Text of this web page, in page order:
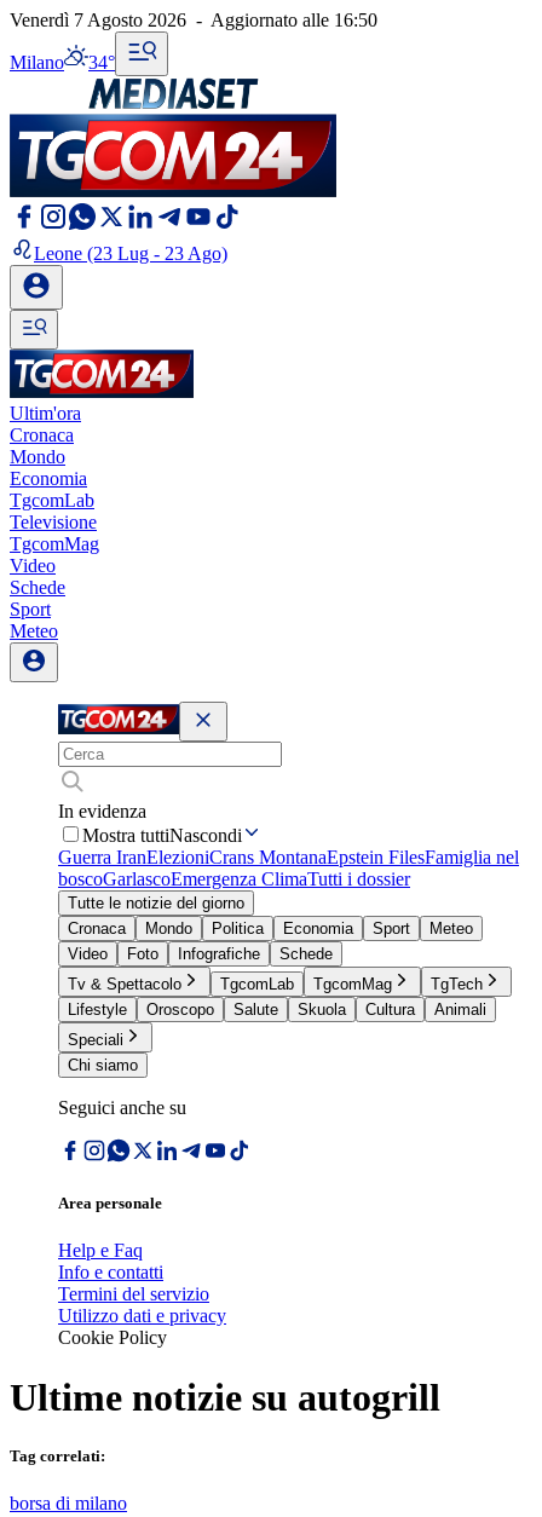
Venerdì 7 Agosto 2026 - Aggiornato alle 16:50
Milano 34°
Leone (23 Lug - 23 Ago)
Ultim'ora
Cronaca
Mondo
Economia
TgcomLab
Televisione
TgcomMag
Video
Schede
Sport
Meteo
In evidenza
Mostra tuttiNascondi
Guerra IranElezioniCrans MontanaEpstein FilesFamiglia nel
boscoGarlascoEmergenza ClimaTutti i dossier
Tutte le notizie del giorno
Cronaca
Mondo Politica Economia Sport
Meteo
Video
Foto Infografiche
Schede
Tv & Spettacolo
TgcomLab TgcomMag
TgTech
Lifestyle
Oroscopo Salute Skuola Cultura
Animali
Speciali
Chi siamo
Seguici anche su
Area personale
Help e Faq
Info e contatti
Termini del servizio
Utilizzo dati e privacy
Cookie Policy
Ultime notizie su autogrill
Tag correlati:
borsa di milano